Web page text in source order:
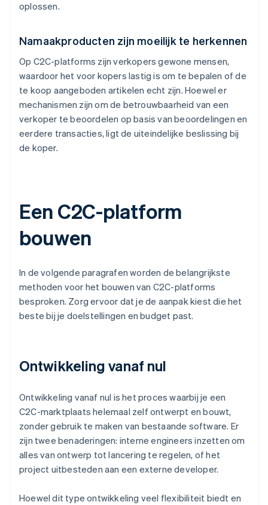
oplossen.
Namaakproducten zijn moeilijk te herkennen
Op C2C-platforms zijn verkopers gewone mensen,
waardoor het voor kopers lastig is om te bepalen of de
te koop aangeboden artikelen echt zijn. Hoewel er
mechanismen zijn om de betrouwbaarheid van een
verkoper te beoordelen op basis van beoordelingen en
eerdere transacties, ligt de uiteindelijke beslissing bij
de koper.
Een C2C-platform
bouwen
In de volgende paragrafen worden de belangrijkste
methoden voor het bouwen van C2C-platforms
besproken. Zorg ervoor dat je de aanpak kiest die het
beste bij je doelstellingen en budget past.
Ontwikkeling vanaf nul
Ontwikkeling vanaf nul is het proces waarbij je een
C2C-marktplaats helemaal zelf ontwerpt en bouwt,
zonder gebruik te maken van bestaande software. Er
zijn twee benaderingen: interne engineers inzetten om
alles van ontwerp tot lancering te regelen, of het
project uitbesteden aan een externe developer.
Hoewel dit type ontwikkeling veel flexibiliteit biedt en